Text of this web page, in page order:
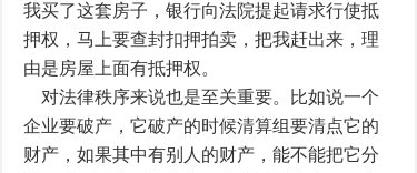
我买了这套房子，银行向法院提起请求行使抵
押权，马上要查封扣押拍卖，把我赶出来，理
由是房屋上面有抵押权。
对法律秩序来说也是至关重要。比如说一个
企业要破产，它破产的时候清算组要清点它的
财产，如果其中有别人的财产，能不能把它分